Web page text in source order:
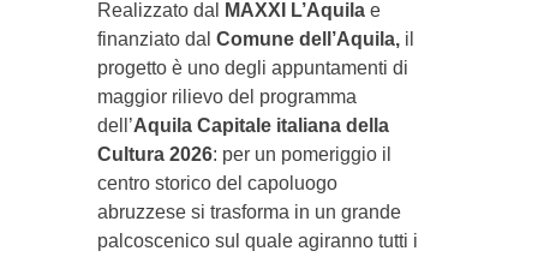
Realizzato dal MAXXI L’Aquila e
finanziato dal Comune dell’Aquila, il
progetto è uno degli appuntamenti di
maggior rilievo del programma
dell’Aquila Capitale italiana della
Cultura 2026: per un pomeriggio il
centro storico del capoluogo
abruzzese si trasforma in un grande
palcoscenico sul quale agiranno tutti i